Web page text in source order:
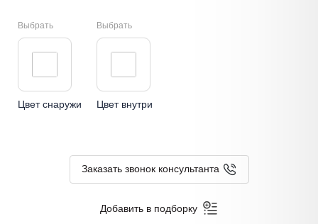
Выбрать
Цвет снаружи
Выбрать
Цвет внутри
Заказать звонок консультанта